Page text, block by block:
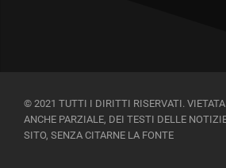
© 2021 TUTTI I DIRITTI RISERVATI.
ANCHE PARZIALE, DEI TESTI DELLE
SITO, SENZA CITARNE LA FONTE